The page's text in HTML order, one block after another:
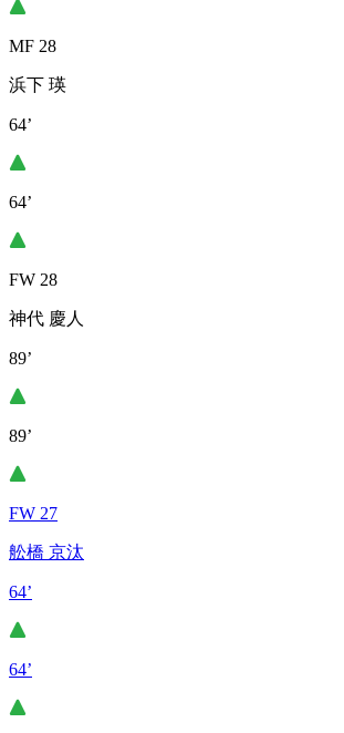
MF 28
浜下 瑛
64’
64’
FW 28
神代 慶人
89’
89’
FW 27
舩橋 京汰
64’
64’